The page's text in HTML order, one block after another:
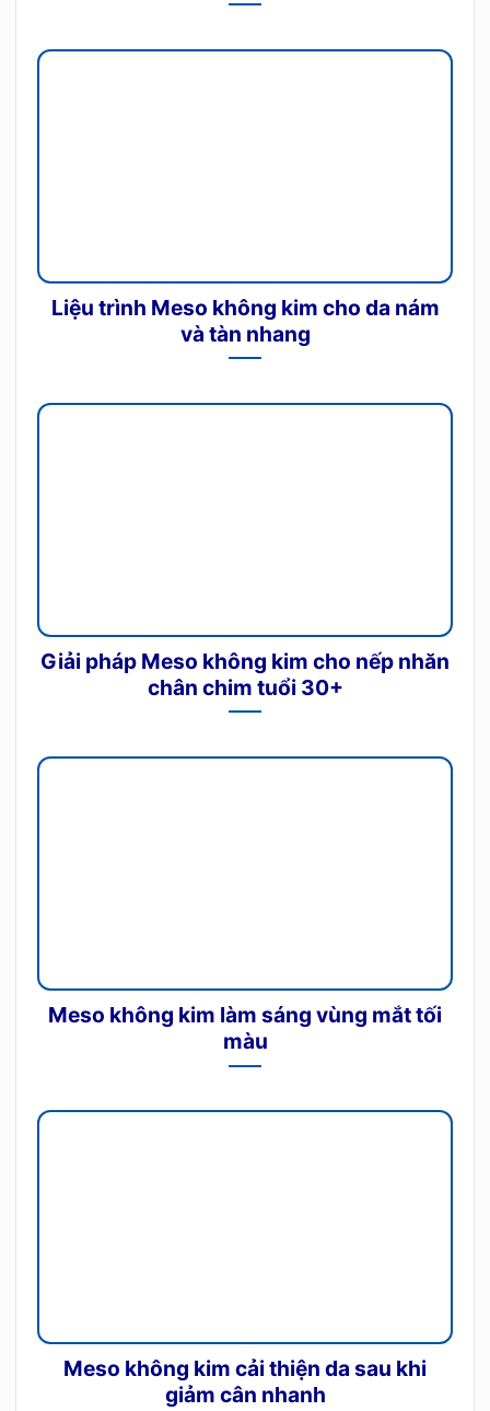
Liệu trình Meso không kim cho da nám
và tàn nhang
Giải pháp Meso không kim cho nếp nhăn
chân chim tuổi 30+
Meso không kim làm sáng vùng mắt tối
màu
Meso không kim cải thiện da sau khi
giảm cân nhanh